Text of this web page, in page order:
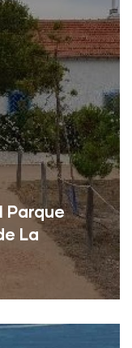
Parque
La